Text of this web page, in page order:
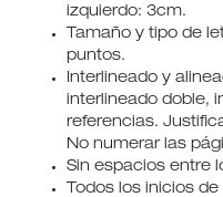
izquierdo: 3cm.
Tamaño y tipo de
puntos.
Interlineado y
interlineado doble,
referencias.
No numerar las
Sin espacios entre
Todos los inicios